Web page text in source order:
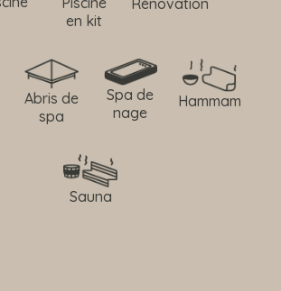
en kit
Rénovation
Abris de
spa
Spa de
nage
Hammam
Sauna